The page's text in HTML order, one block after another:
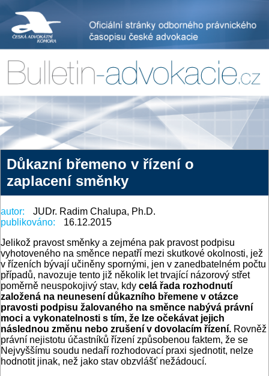
Důkazní břemeno v řízení o
zaplacení směnky
autor:
JUDr. Radim Chalupa, Ph.D.
publikováno:
16.12.2015
Jelikož pravost směnky a zejména pak pravost podpisu
vyhotoveného na směnce nepatří mezi skutkové okolnosti, jež
v řízeních bývají učiněny spornými, jen v zanedbatelném počtu
případů, navozuje tento již několik let trvající názorový střet
poměrně neuspokojivý stav, kdy celá řada rozhodnutí
založená na neunesení důkazního břemene v otázce
pravosti podpisu žalovaného na směnce nabývá právní
moci a vykonatelnosti s tím, že lze očekávat jejich
následnou změnu nebo zrušení v dovolacím řízení. Rovněž
právní nejistotu účastníků řízení způsobenou faktem, že se
Nejvyššímu soudu nedaří rozhodovací praxi sjednotit, nelze
hodnotit jinak, než jako stav obzvlášť nežádoucí.